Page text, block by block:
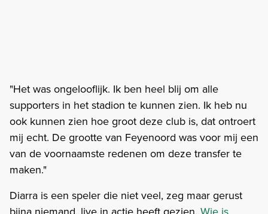
"Het was ongelooflijk. Ik ben heel blij om alle
supporters in het stadion te kunnen zien. Ik heb nu
ook kunnen zien hoe groot deze club is, dat ontroert
mij echt. De grootte van Feyenoord was voor mij een
van de voornaamste redenen om deze transfer te
maken."
Diarra is een speler die niet veel, zeg maar gerust